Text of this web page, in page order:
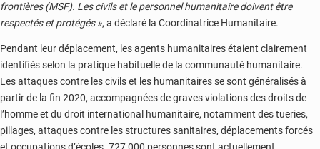
frontières (MSF). Les civils et le personnel humanitaire doivent être
respectés et protégés », a déclaré la Coordinatrice Humanitaire.
Pendant leur déplacement, les agents humanitaires étaient clairement
identifiés selon la pratique habituelle de la communauté humanitaire.
Les attaques contre les civils et les humanitaires se sont généralisés à
partir de la fin 2020, accompagnées de graves violations des droits de
l’homme et du droit international humanitaire, notamment des tueries,
pillages, attaques contre les structures sanitaires, déplacements forcés